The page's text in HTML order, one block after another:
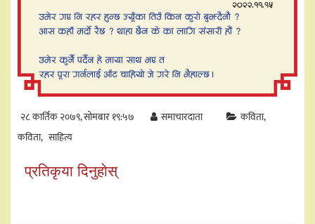
२८ कार्तिक २०७९, सोमबार १९:५७ समाचारदाता
कविता
कविता साहित्य
प्रतिकृया दिनुहोस्